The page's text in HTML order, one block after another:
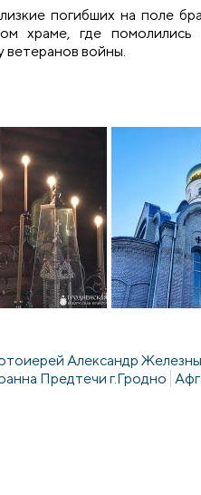
погибших на поле
храме, где помолились
войны.
Александр
Предтечи г.Гродно